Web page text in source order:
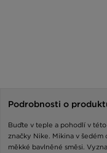
Podrobnosti o
Buďte v teple a pohodlí v
značky Nike. Mikina v šedém
měkké bavlněné směsi.